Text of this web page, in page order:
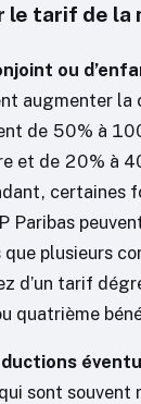
le tarif de la
ou
augmenter la
de 50% à
et de 20% à
certaines
Paribas
que plusieurs
d’un tarif
quatrième
sont souvent